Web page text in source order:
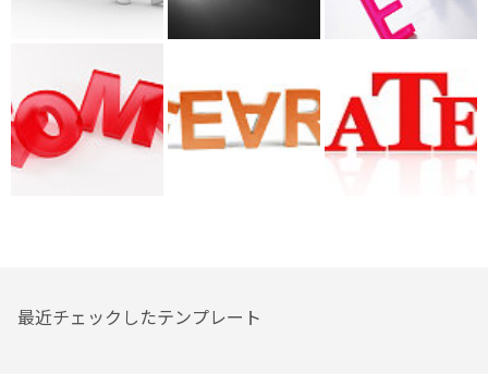
最近チェックしたテンプレート